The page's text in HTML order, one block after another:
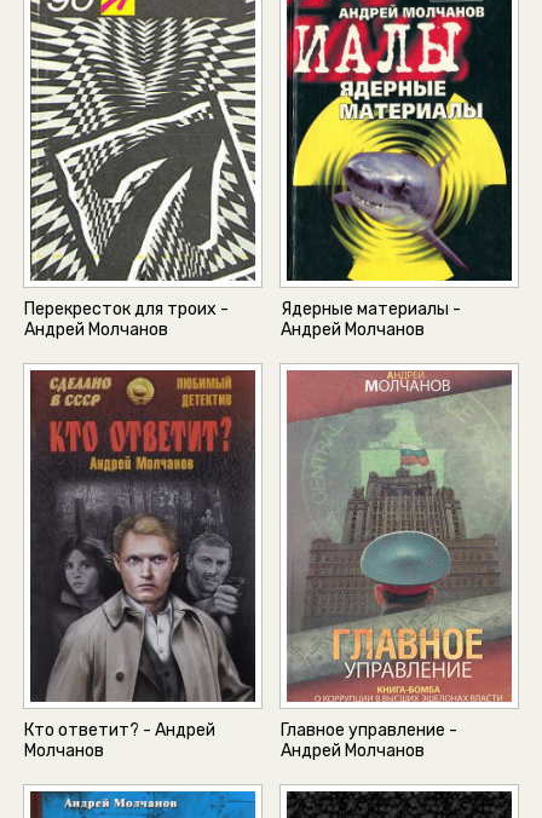
Перекресток для троих -
Андрей Молчанов
Ядерные материалы -
Андрей Молчанов
Кто ответит? - Андрей
Молчанов
Главное управление -
Андрей Молчанов